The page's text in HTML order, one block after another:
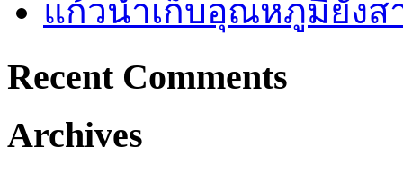
แก้วน้ำเก็บอุณหภูมิยังส
Recent Comments
Archives